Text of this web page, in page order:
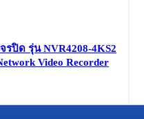
รปิด รุ่น NVR4208-4KS2
Video Recorder